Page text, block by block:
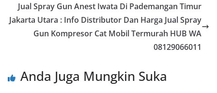
Jual Spray Gun Anest Iwata Di Pademangan Timur
Jakarta Utara : Info Distributor Dan Harga Jual Spray
Gun Kompresor Cat Mobil Termurah HUB WA
08129066011
Anda Juga Mungkin Suka